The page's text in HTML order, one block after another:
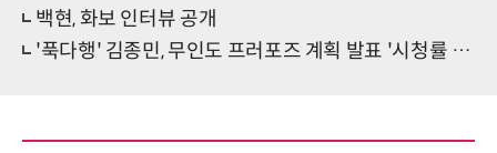
백현, 화보 인터뷰 공개
'푹다행' 김종민, 무인도 프러포즈 계획 발표 '시청률 전 채널 1위'